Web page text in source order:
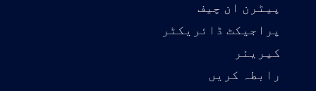
پیٹرن ان چیف
پراجیکٹ ڈائریکٹر
کیریئر
رابطہ کریں